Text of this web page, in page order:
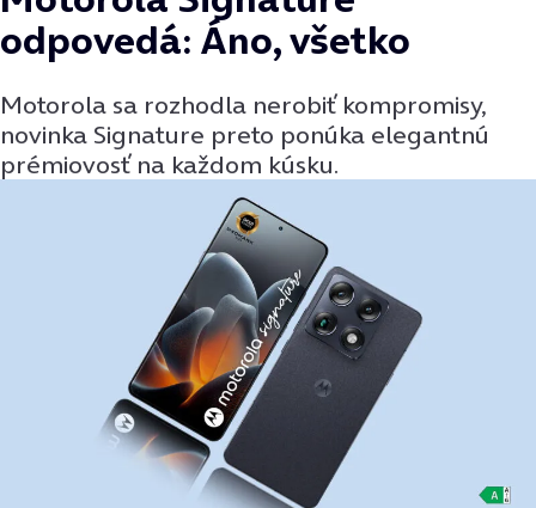
odpovedá: Áno, všetko
Motorola sa rozhodla nerobiť kompromisy,
novinka Signature preto ponúka elegantnú
prémiovosť na každom kúsku.